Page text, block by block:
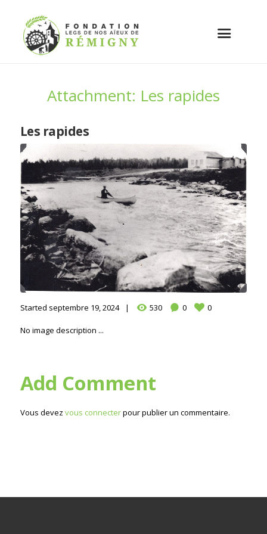
Attachment: Les rapides
Les rapides
Started septembre 19, 2024 530 0 0
No image description ...
Add Comment
Vous devez vous connecterpour publier un commentaire.